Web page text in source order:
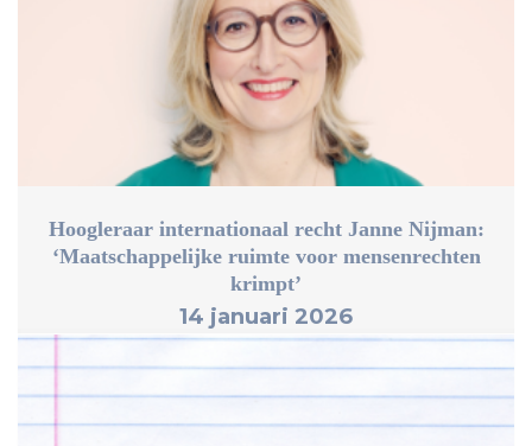
Hoogleraar internationaal recht Janne Nijman:
‘Maatschappelijke ruimte voor mensenrechten
krimpt’
14 januari 2026